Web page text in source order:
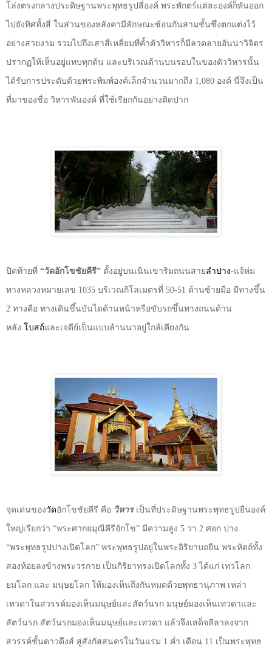
โล่งตรงกลางประดิษฐานพระพุทธรูปสี่องค์ พระพักตร์แต่ละองค์ก็หันออก
ไปยังทิศทั้งสี่ ในส่วนของหลังคามีลักษณะซ้อนกันสามชั้นซึ่งตกแต่งไว้
อย่างสวยงาม รวมไปถึงเสาสี่เหลี่ยมที่ค้ำตัววิหารก็มีลวดลายอันน่าวิจิตร
ปรากฏให้เห็นอยู่แทบทุกต้น และบริเวณด้านบนรอบในของตัววิหารนั้น
ได้รับการประดับด้วยพระพิมพ์องค์เล็กจำนวนมากถึง 1,080 องค์ นี่จึงเป็น
ที่มาของชื่อ วิหารพันองค์ ที่ใช้เรียกกันอย่างติดปาก
ปิดท้ายที่ “วัดอักโขชัยคีรี” ตั้งอยู่บนเนินเขาริมถนนสายลำปาง-แจ้ห่ม
ทางหลวงหมายเลข 1035 บริเวณกิโลเมตรที่ 50-51 ด้านซ้ายมือ มีทางขึ้น
2 ทางคือ ทางเดินขึ้นบันไดด้านหน้าหรือขับรถขึ้นทางถนนด้าน
หลัง โบสถ์และเจดีย์เป็นแบบล้านนาอยู่ใกล้เคียงกัน
จุดเด่นของวัดอักโขชัยคีรี คือ วิหารเป็นที่ประดิษฐานพระพุทธรูปยืนองค์
ใหญ่เรียกว่า “พระศากยมุณีคีรีอักโข” มีความสูง 5 วา 2 ศอก ปาง
“พระพุทธรูปปางเปิดโลก” พระพุทธรูปอยู่ในพระอิริยาบถยืน พระหัตถ์ทั้ง
สองห้อยลงข้างพระวรกาย เป็นกิริยาทรงเปิดโลกทั้ง 3 ได้แก่ เทวโลก
ยมโลก และ มนุษยโลก ให้มองเห็นถึงกันหมดด้วยพุทธานุภาพ เหล่า
เทวดาในสวรรค์มองเห็นมนุษย์และสัตว์นรก มนุษย์มองเห็นเทวดาและ
สัตว์นรก สัตว์นรกมองเห็นมนุษย์และเทวดา แล้วจึงเสด็จลีลาลงจาก
สวรรค์ชั้นดาวดึงส์ สู่สังกัสสนครในวันแรม 1 ค่ำ เดือน 11 เป็นพระพุทธ